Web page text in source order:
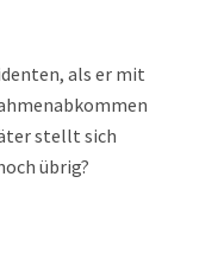
als er mit
stellt sich
übrig?